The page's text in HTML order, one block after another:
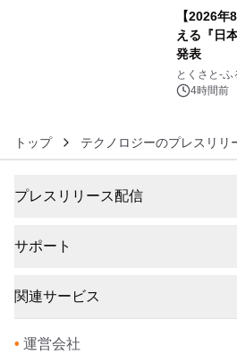
【2026
える『日
発表
とくさと-
4時間前
トップ テクノロジーのプレスリリ
プレスリリース配信
サポート
関連サービス
• 運営会社